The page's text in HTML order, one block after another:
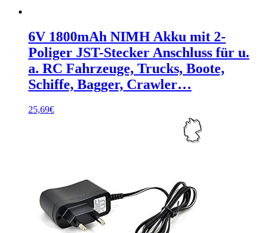
6V 1800mAh NIMH Akku mit 2-
Poliger JST-Stecker Anschluss für u.
a. RC Fahrzeuge, Trucks, Boote,
Schiffe, Bagger, Crawler…
25,69€